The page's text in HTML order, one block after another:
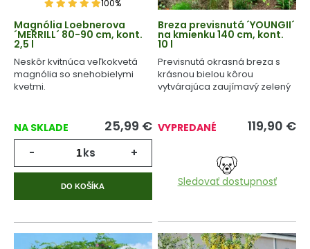
100%
Magnólia Loebnerova
´MERRILL´ 80-90 cm, kont.
2,5 l
Neskôr kvitnúca veľkokvetá
magnólia so snehobielymi
kvetmi.
NA SKLADE 25,99 €
- ks +
DO KOŠÍKA
Breza previsnutá ´YOUNGII´
na kmienku 140 cm, kont.
10 l
Previsnutá okrasná breza s
krásnou bielou kôrou
vytvárajúca zaujímavý zelený
VYPREDANÉ 119,90 €
Sledovať dostupnosť